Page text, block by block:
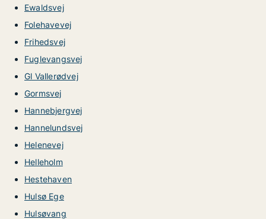
Ewaldsvej
Folehavevej
Frihedsvej
Fuglevangsvej
Gl Vallerødvej
Gormsvej
Hannebjergvej
Hannelundsvej
Helenevej
Helleholm
Hestehaven
Hulsø Ege
Hulsøvang